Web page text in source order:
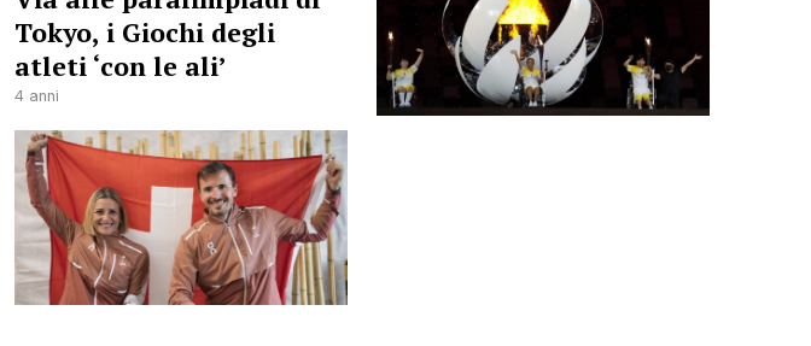
Tokyo, i Giochi degli
atleti ‘con le ali’
4 anni